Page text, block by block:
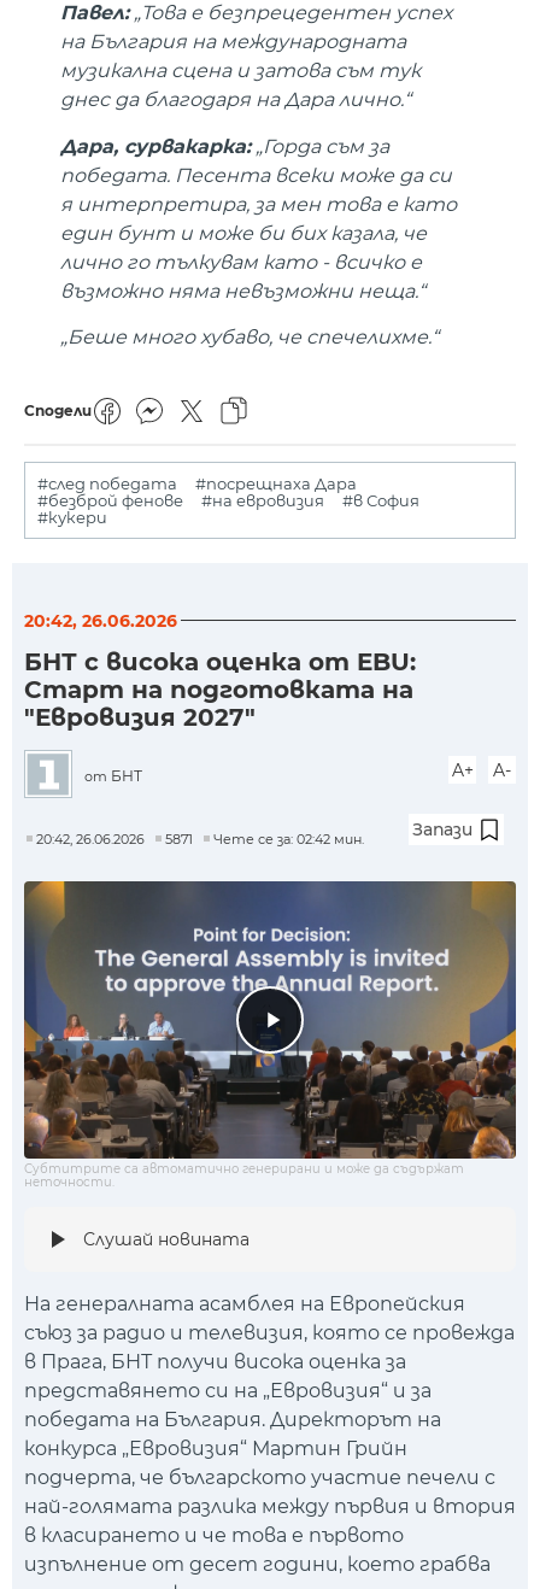
Павел:„Това е безпрецедентен успех
на България на международната
музикална сцена и затова съм тук
днес да благодаря на Дара лично.“
Дара, сурвакарка:„Горда съм за
победата. Песента всеки може да си
я интерпретира, за мен това е като
един бунт и може би бих казала, че
лично го тълкувам като - всичко е
възможно няма невъзможни неща.“
„Беше много хубаво, че спечелихме.“
Сподели
#след победата
#посрещнаха Дара
#безброй фенове
#на евровизия
#в София
#кукери
20:42, 26.06.2026
БНТ с висока оценка от EBU:
Старт на подготовката на
"Евровизия 2027"
от БНТ A+ A-
20:42, 26.06.2026 5871 Чете се за: 02:42 мин. Запази
Субтитрите са автоматично генерирани и може да съдържат
неточности.
Слушай новината
На генералната асамблея на Европейския
съюз за радио и телевизия, която се провежда
в Прага, БНТ получи висока оценка за
представянето си на „Евровизия“ и за
победата на България. Директорът на
конкурса „Евровизия“ Мартин Грийн
подчерта, че българското участие печели с
най-голямата разлика между първия и втория
в класирането и че това е първото
изпълнение от десет години, което грабва